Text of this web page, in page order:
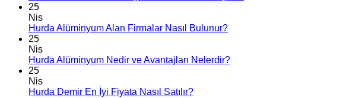
25
Nis
Hurda Alüminyum Alan Firmalar Nasıl Bulunur?
25
Nis
Hurda Alüminyum Nedir ve Avantajları Nelerdir?
25
Nis
Hurda Demir En İyi Fiyata Nasıl Satılır?